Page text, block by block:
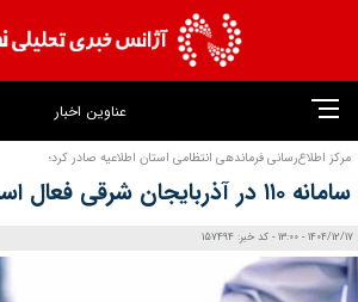
عناوین اخبار
مرکز اطلاع‌رسانی فرماندهی انتظامی استان اطلاعیه صادر کرد؛
سامانه ۱۱۰ در آذربایجان شرقی فعال است
1404/12/17 - 13:00 - کد خبر: 157494